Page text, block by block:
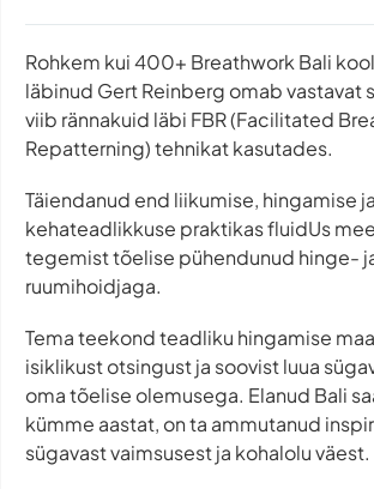
Rohkem kui 400+ Breathwork Bali
läbinud Gert Reinberg omab vastavat
viib rännakuid läbi FBR (Facilitated
Repatterning) tehnikat kasutades.
Täiendanud end liikumise, hingamise ja
kehateadlikkuse praktikas fluidUs
tegemist tõelise pühendunud hinge-
ruumihoidjaga.
Tema teekond teadliku hingamise
isiklikust otsingust ja soovist luua
oma tõelise olemusega. Elanud Bali
kümme aastat, on ta ammutanud
sügavast vaimsusest ja kohalolu väest.